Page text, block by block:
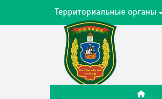
Территориальные органы